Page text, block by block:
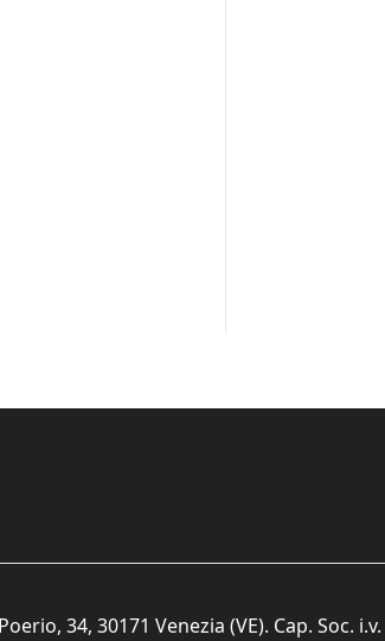
34, 30171 Venezia (VE). Cap. Soc. i.v.